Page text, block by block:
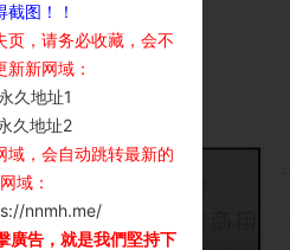
截图！！
，请务必收藏，会不
新新网域：
久地址1
久地址2
，会自动跳转最新的
网域：
nnmh.me/
廣告，就是我們堅持下